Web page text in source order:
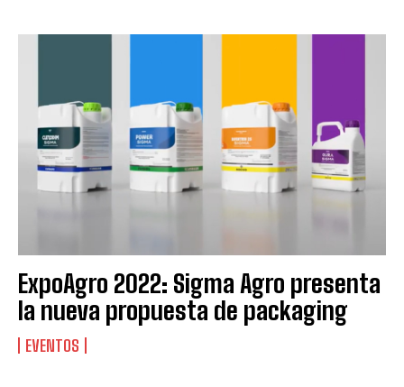
ExpoAgro 2022: Sigma Agro presenta
la nueva propuesta de packaging
EVENTOS